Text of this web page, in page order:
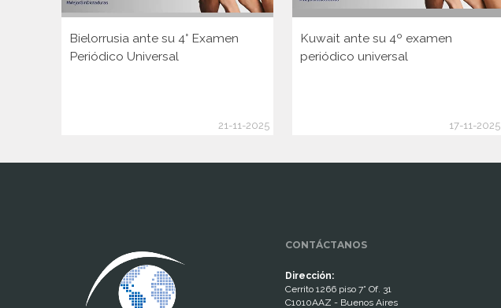
Bielorrusia ante su 4° Examen
Periódico Universal
21-11-2025
Kuwait ante su 4º examen
periódico universal
17-11-2025
CONTÁCTANOS
Dirección:
Cerrito 1266 piso 7° Of. 31
C1010AAZ - Buenos Aires